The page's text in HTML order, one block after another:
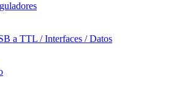
a TTL / Interfaces / Datos